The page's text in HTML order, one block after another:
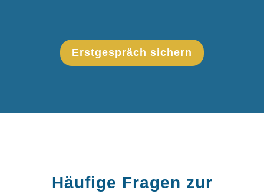
Erstgespräch sichern
Häufige Fragen zur